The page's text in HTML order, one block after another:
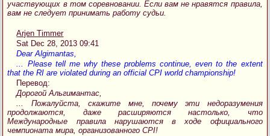
участвующих в том соревновании. Если вам не нравятся правила,
вам не следует принимать работу судьи.
Arjen Timmer
Sat Dec 28, 2013 09:41
Dear Algimantas,
... Please tell me why these problems continue, even to the extent
that the RI are violated during an official CPI world championship!
Перевод:
Дорогой Альгимантас,
... Пожалуйста, скажите мне, почему эти недоразумения
продолжаются, даже расширяются настолько, что
Международные правила нарушаются в ходе официального
чемпионата мира, организованного CPI!